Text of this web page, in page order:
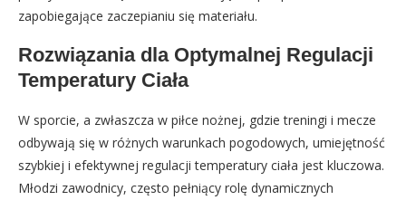
zapobiegające zaczepianiu się materiału.
Rozwiązania dla Optymalnej Regulacji
Temperatury Ciała
W sporcie, a zwłaszcza w piłce nożnej, gdzie treningi i mecze
odbywają się w różnych warunkach pogodowych, umiejętność
szybkiej i efektywnej regulacji temperatury ciała jest kluczowa.
Młodzi zawodnicy, często pełniący rolę dynamicznych